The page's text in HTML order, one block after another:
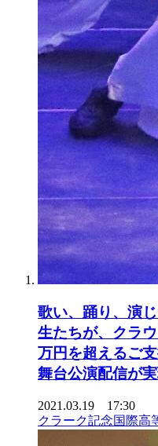
歌い、踊り、演
生たちが、クラ
万円を超えるご
舞台公演配信が実
2021.03.19 17:30
クラーク記念国際高